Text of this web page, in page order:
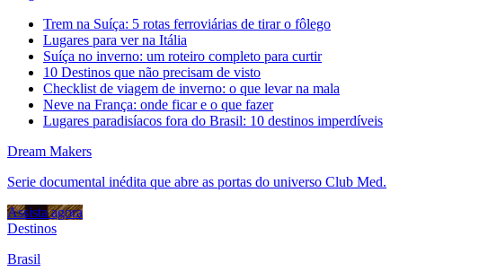
Trem na Suíça: 5 rotas ferroviárias de tirar o fôlego
Lugares para ver na Itália
Suíça no inverno: um roteiro completo para curtir
10 Destinos que não precisam de visto
Checklist de viagem de inverno: o que levar na mala
Neve na França: onde ficar e o que fazer
Lugares paradisíacos fora do Brasil: 10 destinos imperdíveis
Dream Makers
Serie documental inédita que abre as portas do universo Club Med.
Assista agora
Destinos
Brasil